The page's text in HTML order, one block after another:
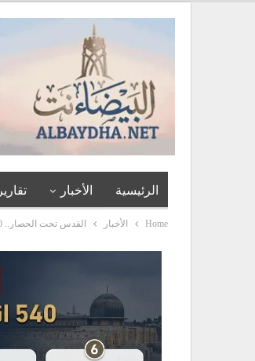
الرئيسية الأخبار تقارير
Home الأخبار القدس تحت الحصار.. 540 انتهاكاً إسرائيلياً في شهر واحد